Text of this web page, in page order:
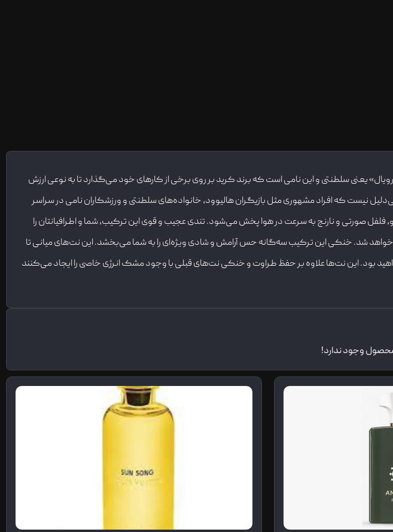
عطری است سلطنتی و جذاب. «رویال» یعنی سلطنتی و این نامی است که برند کرید بر روی برخی از کارهای خود می‌گذارد تا به نوعی ارزش
نیست که افراد مشهوری مثل بازیگران هالیوود، خانواده‌های سلطنتی و ورزشکاران نامی در سراسر
صورتی و نارنج به سرعت در هوا پخش می‌شود. تندی عجیب و قوی این ترکیب، شما و اطرافیانتان را
شد. خنکی این ترکیب سه‌گانه حس آرامش و شادی ویژه‌ای را به شما می‌بخشد. این نت‌های میانی تا
بود. این نت‌ها علاوه بر حفظ طراوت و خنکی نت‌های قبلی با وجود مشک انرژی خاصی را ایجاد می‌کنند
وجود ندارد!